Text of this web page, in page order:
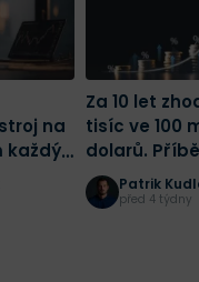
na
každý
Za 10 let
tisíc ve 100
dolarů.
ukazuje, jak
vydělat
Patrik
před 4 týdny